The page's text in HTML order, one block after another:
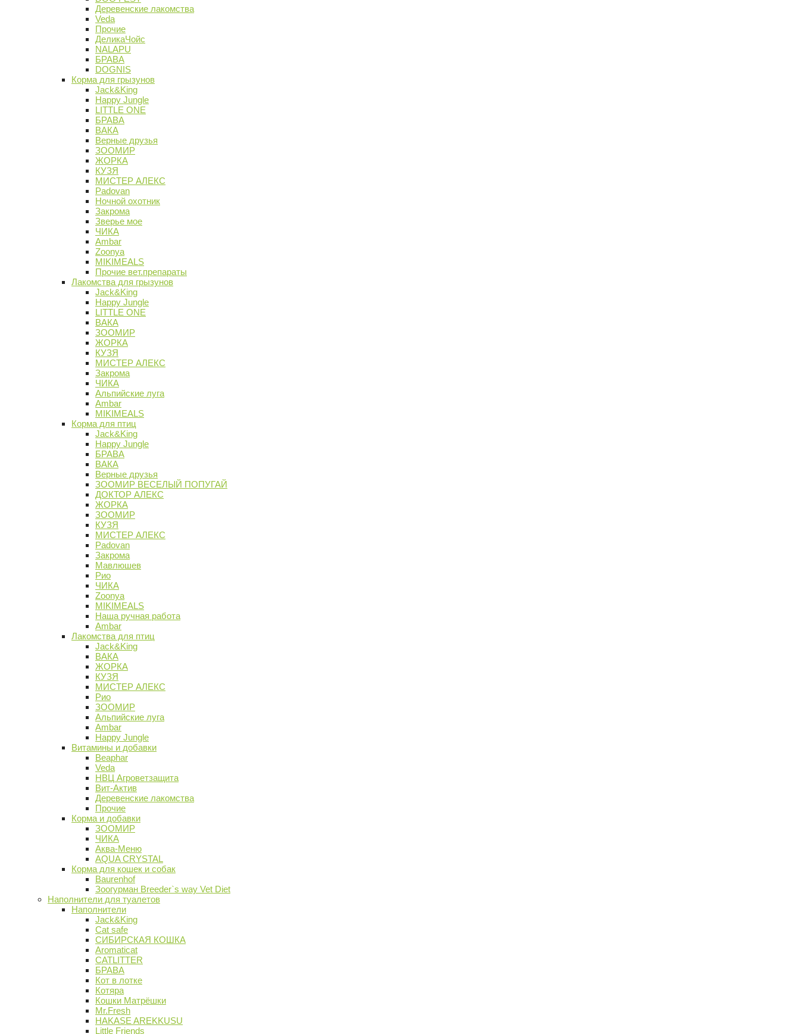
Деревенские лакомства
Veda
Прочие
ДеликаЧойс
NALAPU
БРАВА
DOGNIS
Корма для грызунов
Jack&King
Happy Jungle
LITTLE ONE
БРАВА
ВАКА
Верные друзья
ЗООМИР
ЖОРКА
КУЗЯ
МИСТЕР АЛЕКС
Padovan
Ночной охотник
Закрома
Зверье мое
ЧИКА
Ambar
Zoonya
MIKIMEALS
Прочие вет.препараты
Лакомства для грызунов
Jack&King
Happy Jungle
LITTLE ONE
ВАКА
ЗООМИР
ЖОРКА
КУЗЯ
МИСТЕР АЛЕКС
Закрома
ЧИКА
Альпийские луга
Ambar
MIKIMEALS
Корма для птиц
Jack&King
Happy Jungle
БРАВА
ВАКА
Верные друзья
ЗООМИР ВЕСЕЛЫЙ ПОПУГАЙ
ДОКТОР АЛЕКС
ЖОРКА
ЗООМИР
КУЗЯ
МИСТЕР АЛЕКС
Padovan
Закрома
Мавлюшев
Рио
ЧИКА
Zoonya
MIKIMEALS
Наша ручная работа
Ambar
Лакомства для птиц
Jack&King
ВАКА
ЖОРКА
КУЗЯ
МИСТЕР АЛЕКС
Рио
ЗООМИР
Альпийские луга
Ambar
Happy Jungle
Витамины и добавки
Beaphar
Veda
НВЦ Агроветзащита
Вит-Актив
Деревенские лакомства
Прочие
Корма и добавки
ЗООМИР
ЧИКА
Аква-Меню
AQUA CRYSTAL
Корма для кошек и собак
Baurenhof
Зоогурман Breeder`s way Vet Diet
Наполнители для туалетов
Наполнители
Jack&King
Cat safe
СИБИРСКАЯ КОШКА
Aromaticat
CATLITTER
БРАВА
Кот в лотке
Котяра
Кошки Матрёшки
Mr.Fresh
HAKASE AREKKUSU
Little Friends